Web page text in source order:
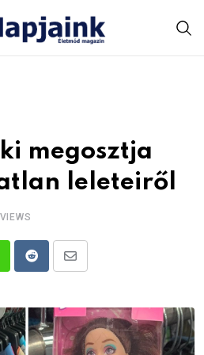
megosztja
leleteiről
VIEWS
RedditShare
Email